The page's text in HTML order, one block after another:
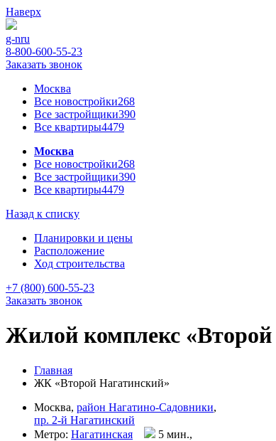
Наверх
g-nru
8-800-600-55-23
Заказать звонок
Москва
Все новостройки268
Все застройщики390
Все квартиры4479
Москва
Все новостройки268
Все застройщики390
Все квартиры4479
Назад к списку
Планировки и цены
Расположение
Ход строительства
+7 (800) 600-55-23
Заказать звонок
Жилой комплекс «Второй
Главная
ЖК «Второй Нагатинский»
Москва, район Нагатино-Садовники,
пр. 2-й Нагатинский
Метро: Нагатинская
5 мин.,